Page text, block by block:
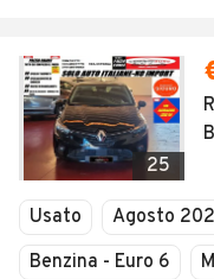
25
Usato Agosto
Benzina - Euro 6